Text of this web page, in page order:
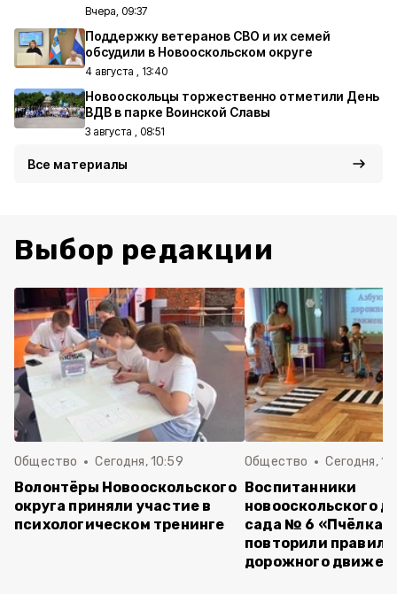
Вчера, 09:37
Поддержку ветеранов СВО и их семей
обсудили в Новооскольском округе
4 августа , 13:40
Новооскольцы торжественно отметили День
ВДВ в парке Воинской Славы
3 августа , 08:51
Все материалы
Выбор редакции
Общество Сегодня, 10:59
Волонтёры Новооскольского
округа приняли участие в
психологическом тренинге
Общество Сегодня,
Воспитанники
новооскольского
сада № 6 «Пчёлка»
повторили правила
дорожного